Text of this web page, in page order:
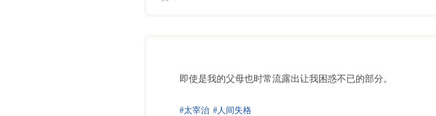
即使是我的父母也时常流露出让我困惑不已的部分。
#太宰治 #人间失格